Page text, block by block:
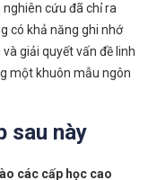
cứu đã chỉ ra
có khả năng ghi nhớ
giải quyết vấn đề linh
một khuôn mẫu ngôn
sau này
các cấp học cao